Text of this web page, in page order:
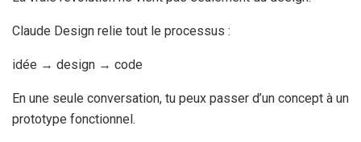
Claude Design relie tout le processus :
idée → design → code
En une seule conversation, tu peux passer d’un concept à un
prototype fonctionnel.